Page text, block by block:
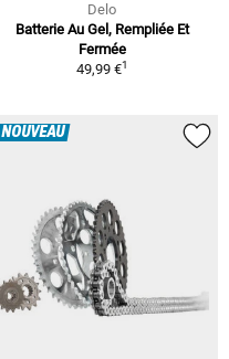
Delo
Batterie Au Gel, Rempliée Et
Fermée
49,99 €1
NOUVEAU